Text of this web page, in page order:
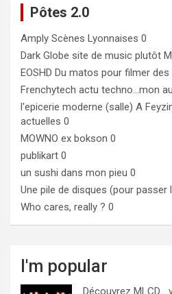
Pôtes 2.0
Amply Scènes Lyonnaises 0
Dark Globe site de music plutôt
EOSHD Du matos pour filmer
Frenchytech actu techno…mon
l'epicerie moderne (salle) A
actuelles 0
MOWNO ex bokson 0
publikart 0
un sushi dans mon pieu 0
Une pile de disques (pour passer
Who cares, really ? 0
I'm popular
Découvrez MLCD…